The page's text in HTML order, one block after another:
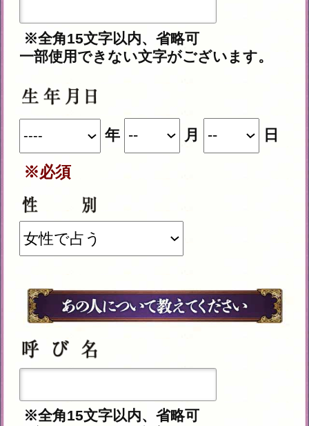
入力した情報を記録しますか？
記録する
※このメニューは無料でご利用いただけ
テレシスネットワーク株式会社は、ご入力
いただいた情報を、占いサービスを提供す
るためにのみ使用し、情報の蓄積を行った
り、他の目的で使用することはありませ
ん。ご利用の際は、当社「個人情報保護方
この占い番組は、次の環境でご利用
Android 5.0以降
iOS 10.0以降